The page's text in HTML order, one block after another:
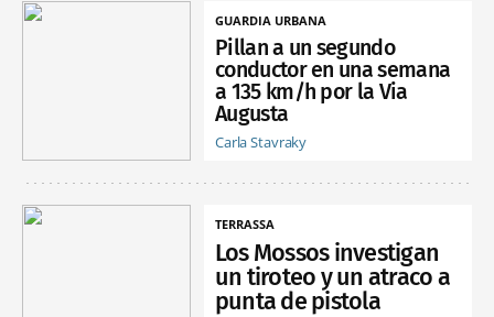
GUARDIA URBANA
Pillan a un segundo
conductor en una semana
a 135 km/h por la Via
Augusta
Carla Stavraky
TERRASSA
Los Mossos investigan
un tiroteo y un atraco a
punta de pistola